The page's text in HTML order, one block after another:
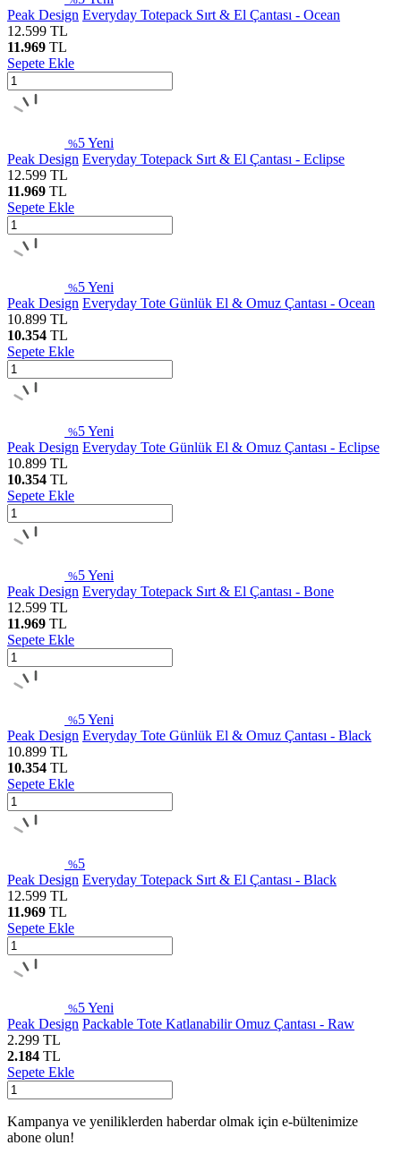
Peak Design Everyday Totepack Sırt & El Çantası - Ocean
12.599 TL
11.969 TL
Sepete Ekle
%5Yeni
Peak Design Everyday Totepack Sırt & El Çantası - Eclipse
12.599 TL
11.969 TL
Sepete Ekle
%5Yeni
Peak Design Everyday Tote Günlük El & Omuz Çantası - Ocean
10.899 TL
10.354 TL
Sepete Ekle
%5Yeni
Peak Design Everyday Tote Günlük El & Omuz Çantası - Eclipse
10.899 TL
10.354 TL
Sepete Ekle
%5Yeni
Peak Design Everyday Totepack Sırt & El Çantası - Bone
12.599 TL
11.969 TL
Sepete Ekle
%5Yeni
Peak Design Everyday Tote Günlük El & Omuz Çantası - Black
10.899 TL
10.354 TL
Sepete Ekle
%5
Peak Design Everyday Totepack Sırt & El Çantası - Black
12.599 TL
11.969 TL
Sepete Ekle
%5Yeni
Peak Design Packable Tote Katlanabilir Omuz Çantası - Raw
2.299 TL
2.184 TL
Sepete Ekle
Kampanya ve yeniliklerden haberdar olmak için e-bültenimize
abone olun!